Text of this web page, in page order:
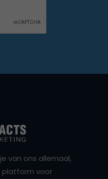
van ons allemaal,
platform voor